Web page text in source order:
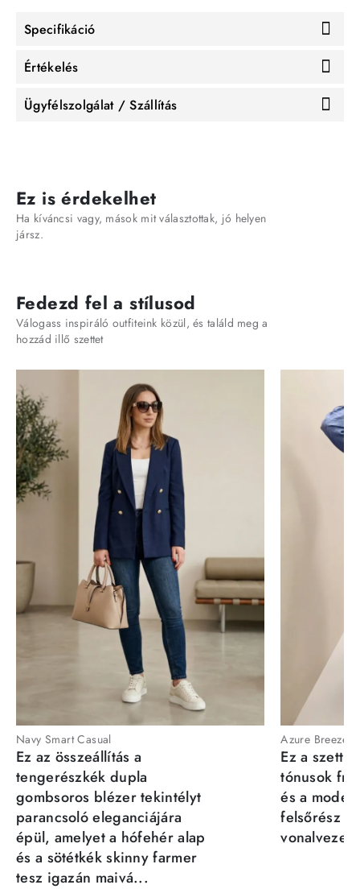
Specifikáció
Értékelés
Ügyfélszolgálat / Szállítás
Ez is érdekelhet
Ha kíváncsi vagy, mások mit választottak, jó helyen
jársz.
Fedezd fel a stílusod
Válogass inspiráló outfiteink közül, és találd meg a
hozzád illő szettet
Navy Smart Casual
Ez az összeállítás a
tengerészkék dupla
gombsoros blézer tekintélyt
parancsoló eleganciájára
épül, amelyet a hófehér alap
és a sötétkék skinny farmer
tesz igazán maivá...
Azure Breeze
Ez a szett
tónusok
és a
felsőrész